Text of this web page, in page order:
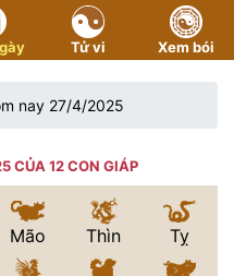
Tử vi Xem bói
nay 27/4/2025
CỦA 12 CON GIÁP
Mão Thìn Tỵ